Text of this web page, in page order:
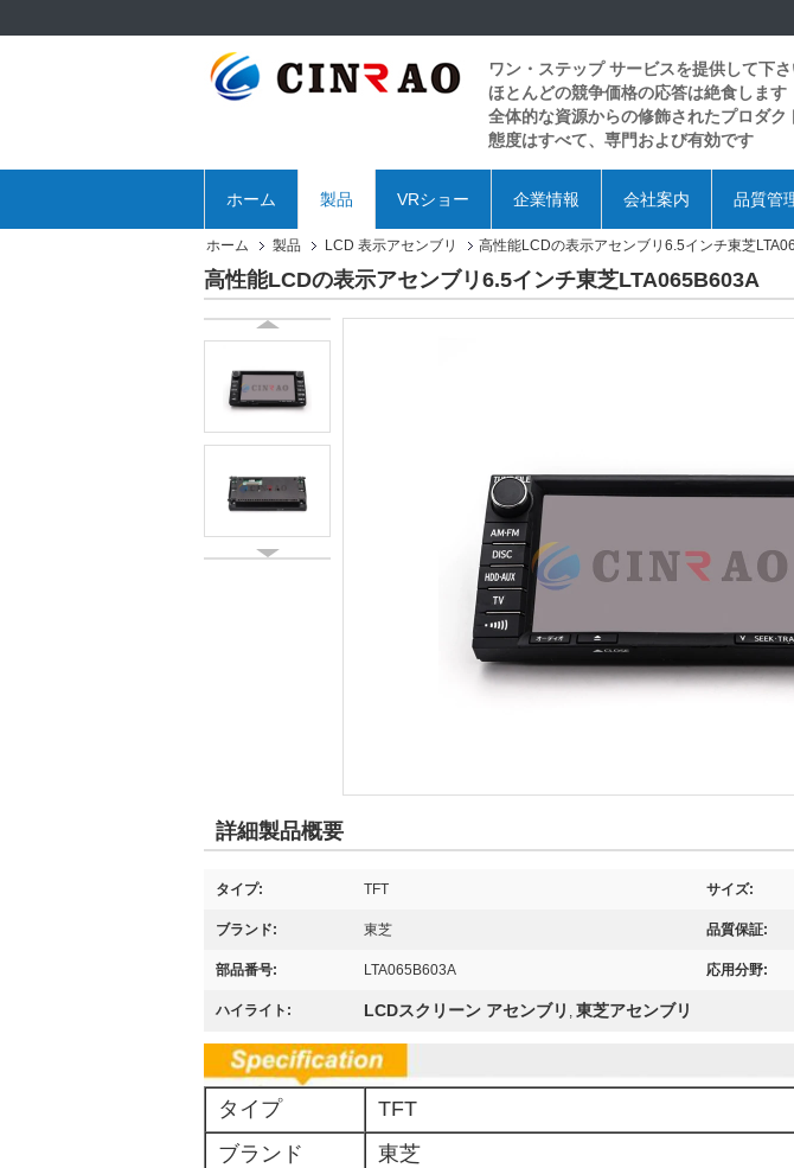
ワン・ステップ サービスを提供して下
ほとんどの競争価格の応答は絶食します
全体的な資源からの修飾されたプロダク
態度はすべて、専門および有効です
ホーム 製品 VRショー 企業情報 会社案内 品質管
ホーム 製品 LCD 表示アセンブリ 高性能LCDの表示アセンブリ6.5インチ東芝
高性能LCDの表示アセンブリ6.5インチ東芝LTA065B603A
詳細製品概要
タイプ: TFT サイズ:
ブランド: 東芝 品質保証:
部品番号: LTA065B603A 応用分野:
ハイライト: LCDスクリーン アセンブリ , 東芝アセンブリ
タイプ
TFT
ブランド
東芝